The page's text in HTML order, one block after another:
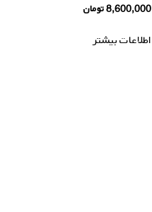
8,600,000تومان
اطلاعات بیشتر